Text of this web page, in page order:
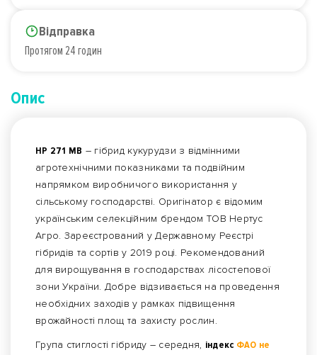
Відправка
Протягом 24 годин
Опис
НР 271 МВ – гібрид кукурудзи з відмінними
агротехнічними показниками та подвійним
напрямком виробничого використання у
сільському господарстві. Оригінатор є відомим
українським селекційним брендом ТОВ Нертус
Агро. Зареєстрований у Державному Реєстрі
гібридів та сортів у 2019 році. Рекомендований
для вирощування в господарствах лісостепової
зони України. Добре відзивається на проведення
необхідних заходів у рамках підвищення
врожайності площ та захисту рослин.
Група стиглості гібриду – середня, індекс ФАО не